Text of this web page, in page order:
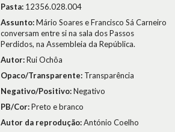
Pasta: 12356.028.004
Assunto:Mário Soares e Francisco Sá Carneiro
conversam entre si na sala dos Passos
Perdidos, na Assembleia da República.
Autor:Rui Ochôa
Opaco/Transparente: Transparência
Negativo/Positivo:Negativo
PB/Cor:Preto e branco
Autor da reprodução:António Coelho